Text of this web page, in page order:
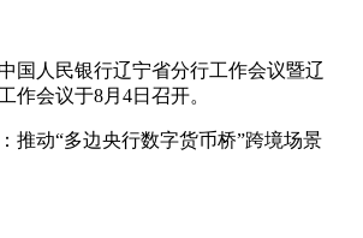
国人民银行辽宁省分行工作会议暨辽
作会议于8月4日召开。
推动“多边央行数字货币桥”跨境场景